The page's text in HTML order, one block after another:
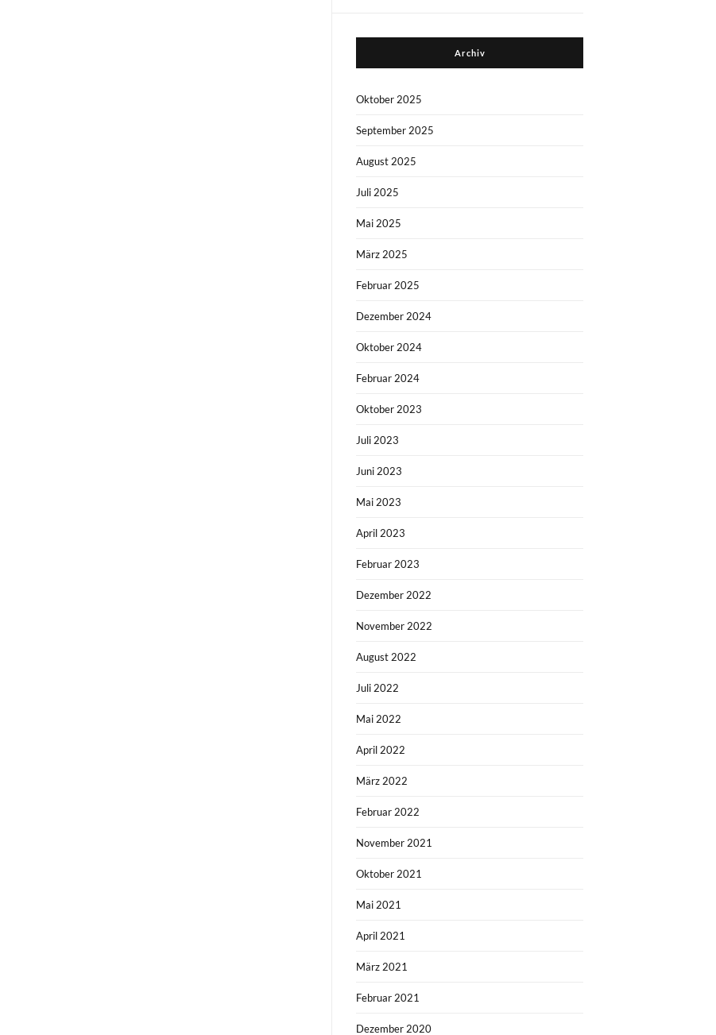
Archiv
Oktober 2025
September 2025
August 2025
Juli 2025
Mai 2025
März 2025
Februar 2025
Dezember 2024
Oktober 2024
Februar 2024
Oktober 2023
Juli 2023
Juni 2023
Mai 2023
April 2023
Februar 2023
Dezember 2022
November 2022
August 2022
Juli 2022
Mai 2022
April 2022
März 2022
Februar 2022
November 2021
Oktober 2021
Mai 2021
April 2021
März 2021
Februar 2021
Dezember 2020